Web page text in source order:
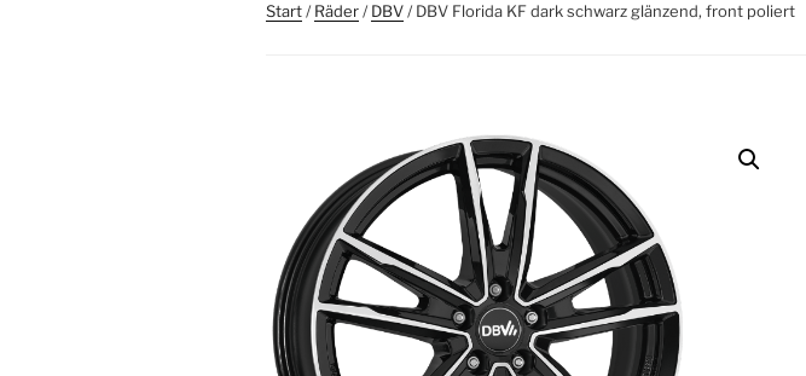
Start/Räder/DBV/ DBV Florida KF dark schwarz glänzend, front poliert